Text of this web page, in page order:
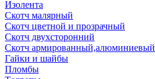
Изолента
Скотч малярный
Скотч цветной и прозрачный
Скотч двухсторонний
Скотч армированный,алюминиевый
Гайки и шайбы
Пломбы